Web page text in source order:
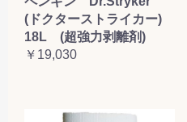
(ドクターストライカー)
18L (超強力剥離剤)
￥19,030